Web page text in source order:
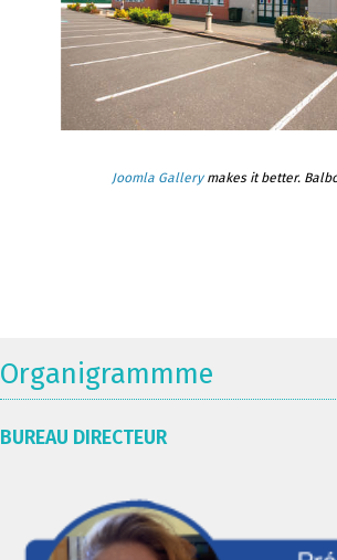
Joomla Gallerymakes it better.
Organigrammme
BUREAU DIRECTEUR